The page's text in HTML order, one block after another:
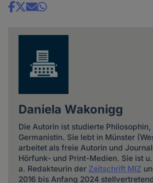
Share
Daniela Wakonigg
Die Autorin ist studierte
Germanistin. Sie lebt in Münster
arbeitet als freie Autorin und
Hörfunk- und Print-Medien. Sie ist u.
a. Redakteurin der Zeitschrift MIZ
2016 bis Anfang 2024